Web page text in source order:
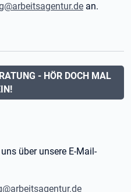
an.
- HÖR DOCH MAL
über unsere E-Mail-